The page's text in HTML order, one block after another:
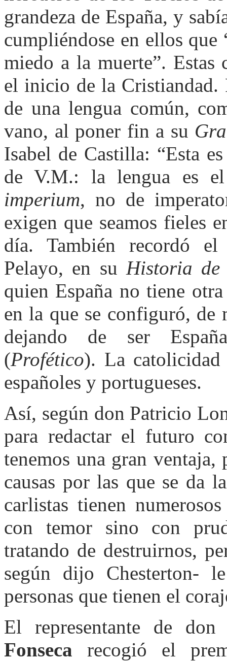
grandeza de España, y
cumpliéndose en ellos
miedo a la muerte”. Estas
el inicio de la Cristiandad.
de una lengua común,
vano, al poner fin a su
Isabel de Castilla: “Esta
de V.M.: la lengua es
imperium, no de
exigen que seamos fieles
día. También recordó
Pelayo, en su Historia de
quien España no tiene
en la que se configuró, de
dejando de ser
(Profético). La catolicidad
españoles y portugueses.
Así, según don Patricio
para redactar el futuro
tenemos una gran
causas por las que se da
carlistas tienen
con temor sino con
tratando de destruirnos,
según dijo Chesterton-
personas que tienen el
El representante de
Fonseca recogió el